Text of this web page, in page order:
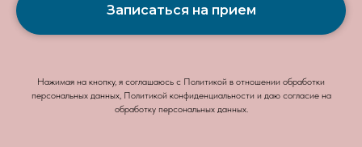
Записаться на прием
Нажимая на кнопку, я соглашаюсь с Политикой в отношении обработки
персональных данных, Политикой конфиденциальности и даю согласие на
обработку персональных данных.